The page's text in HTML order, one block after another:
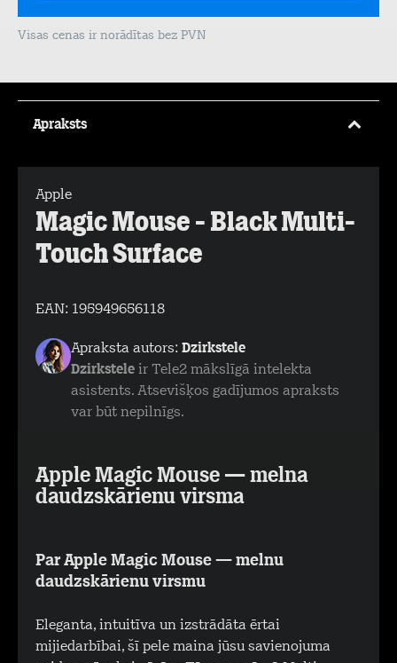
Visas cenas ir norādītas bez PVN
Apraksts
Apple
Magic Mouse - Black Multi-
Touch Surface
EAN: 195949656118
Apraksta autors: Dzirkstele
Dzirkstele ir Tele2 mākslīgā intelekta
asistents. Atsevišķos gadījumos apraksts
var būt nepilnīgs.
Apple Magic Mouse — melna
daudzskārienu virsma
Par Apple Magic Mouse — melnu
daudzskārienu virsmu
Eleganta, intuitīva un izstrādāta ērtai
mijiedarbībai, šī pele maina jūsu savienojuma